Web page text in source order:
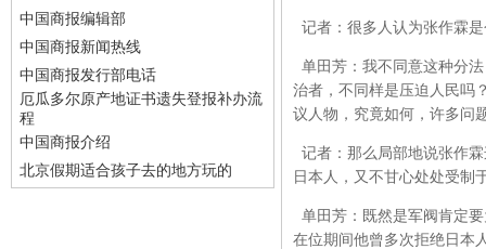
中国商报编辑部
中国商报新闻热线
中国商报发行部电话
厄瓜多尔原产地证书遗失登报补办流
程
中国商报介绍
北京假期适合孩子去的地方玩的
记者：很多人认为张作霖
单田芳：我不同意这种分
治者，不同样是压迫人民吗
议人物，究竟如何，许多
记者：那么局部地说张作
日本人，又不甘心处处受制
单田芳：既然是军阀肯定
在位期间他曾多次拒绝日本